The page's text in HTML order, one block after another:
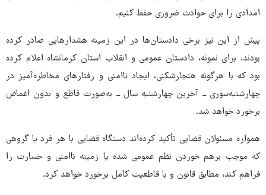
امدادی را برای حوادث ضروری حفظ کنیم.
پیش از این نیز برخی دادستان‌ها در این زمینه هشدارهایی صادر کرده
بودند. برای نمونه، دادستان عمومی و انقلاب استان کرمانشاه اعلام کرده
بود که با هرگونه هنجارشکنی، ایجاد ناامنی و رفتارهای مخاطره‌آمیز در
چهارشنبه‌سوری ــ آخرین چهارشنبه سال ــ به‌صورت قاطع و بدون اغماض
برخورد خواهد شد.
همواره مسئولان قضایی تأکید کرده‌اند دستگاه قضایی با هر فرد یا گروهی
که موجب برهم خوردن نظم عمومی شده یا زمینه ناامنی و خسارت را
فراهم کند، مطابق قانون و با قاطعیت کامل برخورد خواهد کرد.